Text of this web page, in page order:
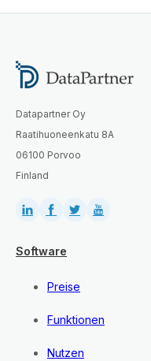
Datapartner Oy
Raatihuoneenkatu 8A
06100 Porvoo
Finland
Software
Preise
Funktionen
Nutzen